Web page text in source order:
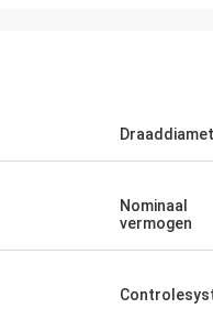
Nominaal
vermogen